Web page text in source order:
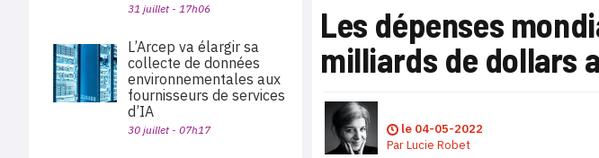
Les dépenses
milliards de dollars
le 04-05-2022
ParLucie Robet
31 juillet - 17h06
L’Arcep va élargir sa
collecte de données
environnementales aux
fournisseurs de services
d’IA
30 juillet - 07h17